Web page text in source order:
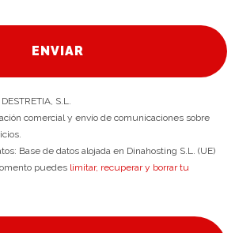
ENVIAR
S.L.
comercial y envío de comunicaciones sobre
Base de datos alojada en Dinahosting S.L. (UE)
puedes limitar, recuperar y borrar tu